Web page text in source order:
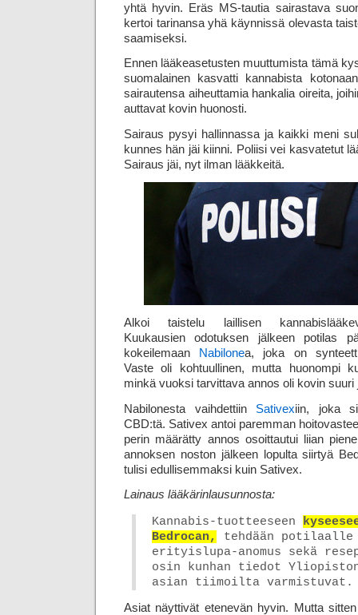
yhtä hyvin. Eräs MS-tautia sairastava
kertoi tarinansa yhä käynnissä olevasta
saamiseksi.
Ennen lääkeasetusten muuttumista tämä
suomalainen kasvatti kannabista
sairautensa aiheuttamia hankalia oireita,
auttavat kovin huonosti.
Sairaus pysyi hallinnassa ja kaikki meni
kunnes hän jäi kiinni. Poliisi vei kasvatetut
Sairaus jäi, nyt ilman lääkkeitä.
Alkoi taistelu laillisen
Kuukausien odotuksen jälkeen potilas
kokeilemaan
Nabilonea, joka on
Vaste oli kohtuullinen, mutta huonompi
minkä vuoksi tarvittava annos oli kovin suuri
Nabilonesta vaihdettiin Sativexiin, joka
CBD:tä. Sativex antoi paremman
perin määrätty annos osoittautui liian
annoksen noston jälkeen lopulta siirtyä
tulisi edullisemmaksi kuin Sativex.
Lainaus lääkärinlausunnosta:
Kannabis-tuotteeseen
Bedrocan,
tehdään potilaalle
erityislupa-anomus sekä
osin kunhan tiedot
asian tiimoilta varmistuvat.
Asiat näyttivät etenevän hyvin. Mutta